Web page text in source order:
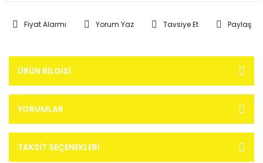
Fiyat Alarmı Yorum Yaz Tavsiye Et Paylaş
ÜRÜN BILGISI
YORUMLAR
TAKSIT SEÇENEKLERI